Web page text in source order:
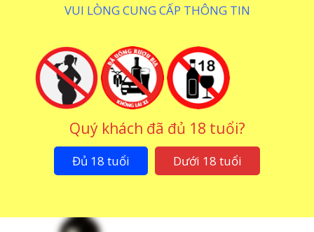
VUI LÒNG CUNG CẤP THÔNG TIN
Quý khách đã đủ 18 tuổi?
Đủ 18 tuổi Dưới 18 tuổi
Rượu Vang Caballo Dorado
3.500.000₫
Rượu Vang Rawen Gran
Reserva Cabernet
Sauvignon
960.000₫